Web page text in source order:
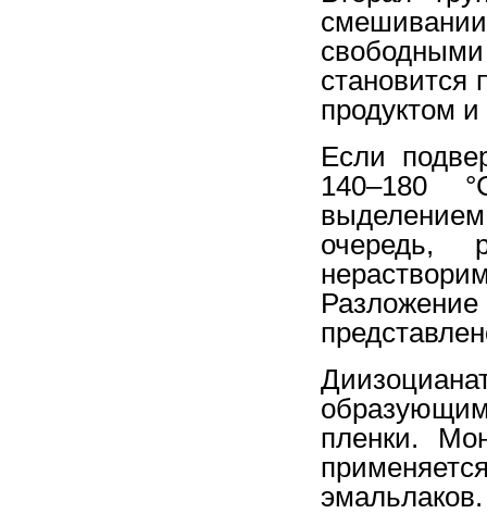
становится
продуктом
Если
140–180
очередь,
пленки.
эмальлаков.